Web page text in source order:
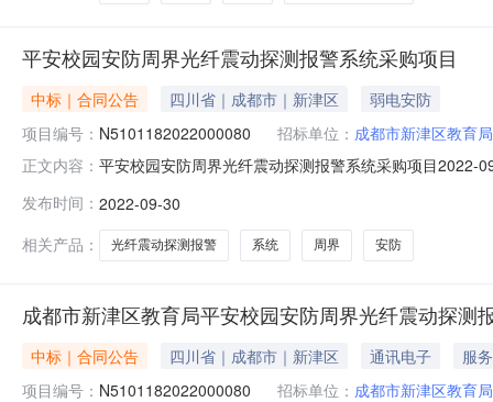
平安校园安防周界光纤震动探测报警系统采购项目
中标｜合同公告 四川省｜成都市｜新津区
弱电安防
项目编号： N5101182022000080 招标单位： 成都市新津区教育局
正文内容： 平安校园安防周界光纤震动探测报警系统采购项目2022-
路96号联系方式：13908235557供应商（乙方）：四川
发布时间： 2022-09-30
相关产品：
光纤震动探测报警 系统 周界 安防
成都市新津区教育局平安校园安防周界光纤震动探测
中标｜合同公告 四川省｜成都市｜新津区 通讯电子
服务
项目编号： N5101182022000080 招标单位： 成都市新津区教育局